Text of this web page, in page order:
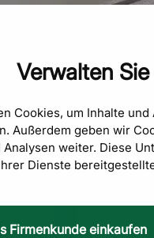
Verwalten
Cookies, um Inhalte
Außerdem geben wir
weiter. Diese
Dienste
Firmenkunde einkaufen